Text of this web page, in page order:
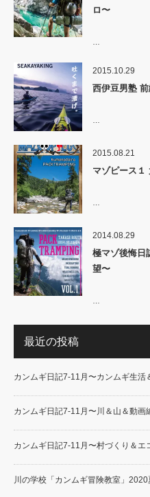
ロ〜
2015.10.29
西伊豆男塾
2015.08.21
マゾピース１
2014.08.29
極マゾ後悔日
望〜
最近の投稿
カンムギ日記7-11月〜カンムギ生
カンムギ日記7-11月〜川＆山＆動画
カンムギ日記7-11月〜村づくり＆エ
川の学校「カンムギ冒険教室」2020